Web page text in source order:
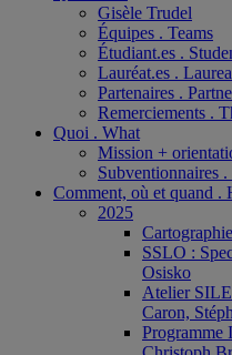
Gisèle Trudel
Équipes . Teams
Étudiant.es .
Lauréat.es .
Partenaires .
Remerciements .
Quoi . What
Mission +
Subventionnaires
Comment, où et quand .
2025
SSLO :
Osisko
Atelier
Caron,
Programme